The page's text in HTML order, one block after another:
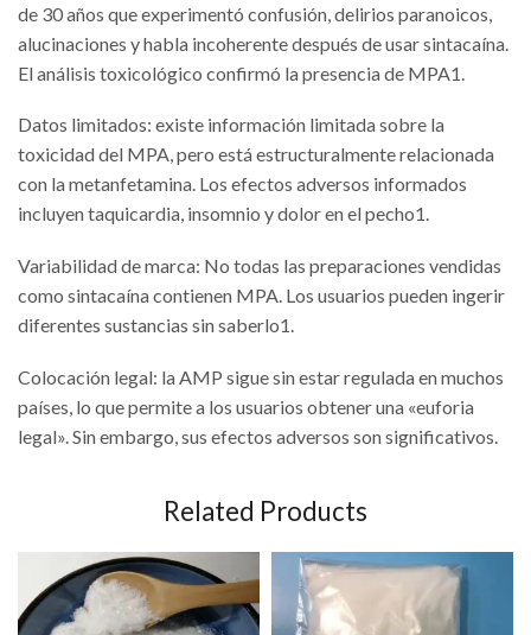
de 30 años que experimentó confusión, delirios paranoicos,
alucinaciones y habla incoherente después de usar sintacaína.
El análisis toxicológico confirmó la presencia de MPA1.
Datos limitados: existe información limitada sobre la
toxicidad del MPA, pero está estructuralmente relacionada
con la metanfetamina. Los efectos adversos informados
incluyen taquicardia, insomnio y dolor en el pecho1.
Variabilidad de marca: No todas las preparaciones vendidas
como sintacaína contienen MPA. Los usuarios pueden ingerir
diferentes sustancias sin saberlo1.
Colocación legal: la AMP sigue sin estar regulada en muchos
países, lo que permite a los usuarios obtener una «euforia
legal». Sin embargo, sus efectos adversos son significativos.
Related Products